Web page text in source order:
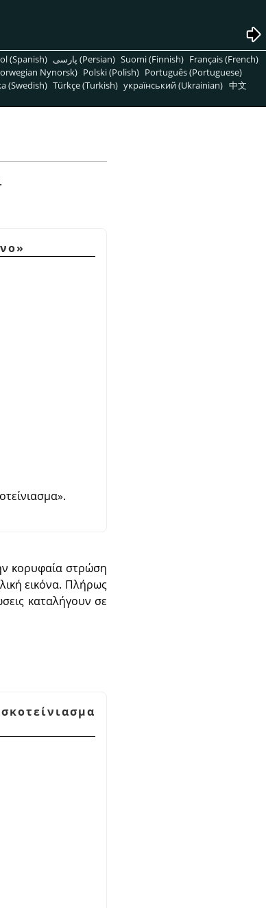
(Spanish) پارسی (Persian) Suomi (Finnish) Français (French)
Nynorsk) Polski (Polish) Português (Portuguese)
(Swedish) Türkçe (Turkish) український (Ukrainian) 中文
»
».
κορυφαία στρώση
εικόνα. Πλήρως
καταλήγουν σε